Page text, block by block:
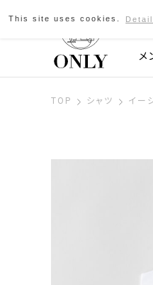
京
メ
TOP シャツ イー
This site uses cookies.